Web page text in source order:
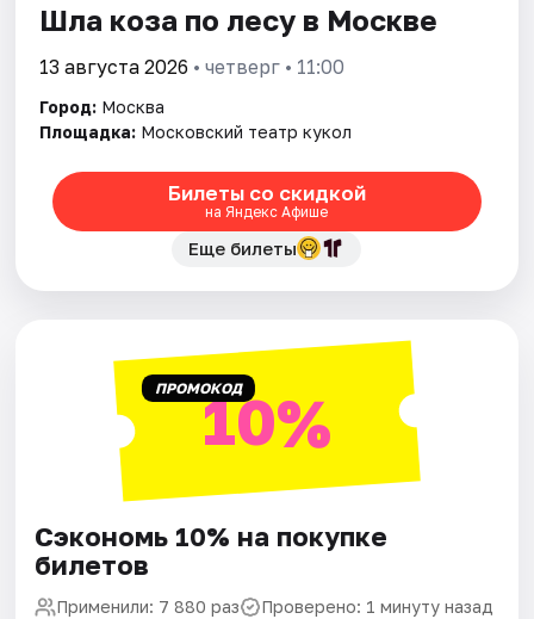
Площадки
Артисты
Рейтинги
Шла коза по лесу в Москве
13 августа 2026 • четверг • 11:00
Город: Москва
Площадка: Московский театр кукол
Билеты со скидкой
на Яндекс Афише
Еще билеты
ПРОМОКОД10%
Сэкономь 10% на покупке
билетов
Применили: 7 880 раз Проверено: 1 минуту назад